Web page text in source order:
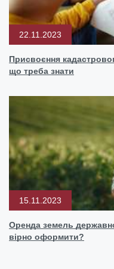
22.11.2023
Присвоєння
що треба знати
15.11.2023
Оренда земель
вірно оформити?